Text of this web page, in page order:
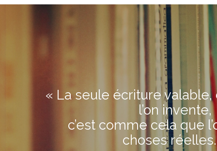
« La seule écriture valable,
l’on invente,
c’est comme cela que
choses